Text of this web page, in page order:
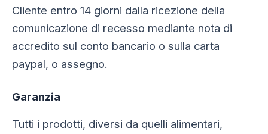
Cliente entro 14 giorni dalla ricezione della
comunicazione di recesso mediante nota di
accredito sul conto bancario o sulla carta
paypal, o assegno.
Garanzia
Tutti i prodotti, diversi da quelli alimentari,